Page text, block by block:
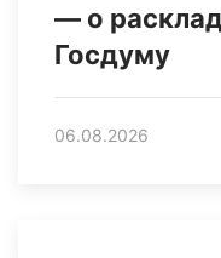
— о
Госдуму
06.08.2026